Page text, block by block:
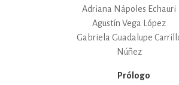
Adriana Nápoles Echauri
Agustín Vega López
Gabriela Guadalupe
Núñez
Prólogo